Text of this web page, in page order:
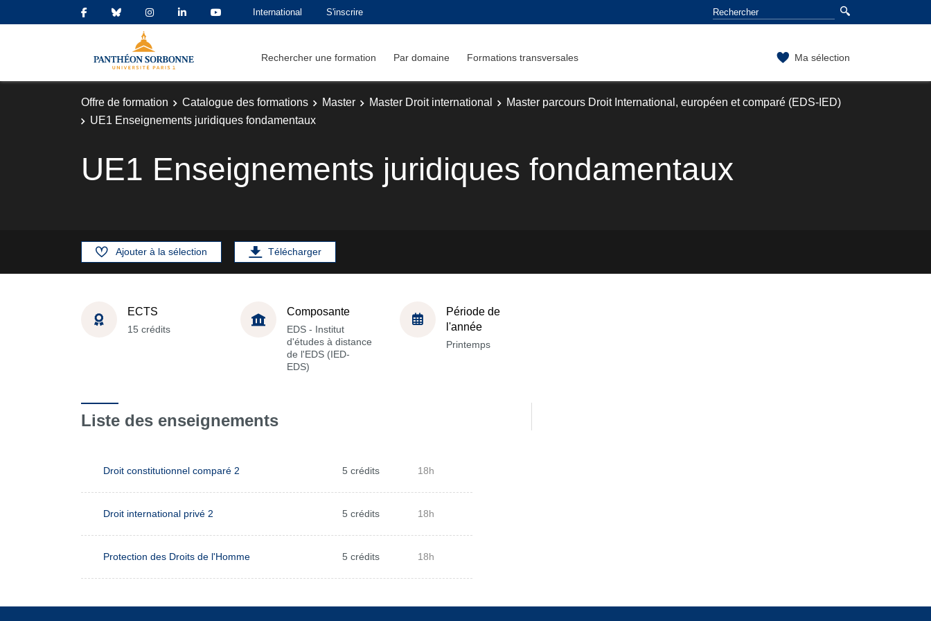
International S'inscrire
Rechercher une formation Par domaine Formations transversales Ma sélection
Offre de formation Catalogue des formations Master Master Droit international
Master parcours Droit International, européen et comparé (EDS-IED)
UE1 Enseignements juridiques fondamentaux
UE1 Enseignements juridiques fondamentaux
Ajouter à la sélection Télécharger
ECTS
15 crédits
Composante
EDS - Institut
d'études à distance
de l'EDS (IED-
EDS)
Période de
l'année
Printemps
Liste des enseignements
Droit constitutionnel comparé 2 5 crédits 18h
Droit international privé 2 5 crédits 18h
Protection des Droits de l'Homme 5 crédits 18h